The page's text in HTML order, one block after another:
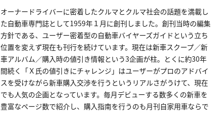
オーナードライバーに密着したクルマとクルマ社会の話題を満載し
た自動車専門誌として1959年１月に創刊しました。創刊当時の編集
方針である、ユーザー密着型の自動車バイヤーズガイドという立ち
位置を変えず現在も刊行を続けています。現在は新車スクープ／新
車アルバム／購入時の値引き情報という3企画が柱。とくに約30年
間続く「Ｘ氏の値引きにチャレンジ」はユーザーがプロのアドバイ
スを受けながら新車購入交渉を行うというリアルさがうけて、現在
でも人気の企画となっています。毎月デビューする数多くの新車を
豊富なページ数で紹介し、購入指南を行うのも月刊自家用車ならで